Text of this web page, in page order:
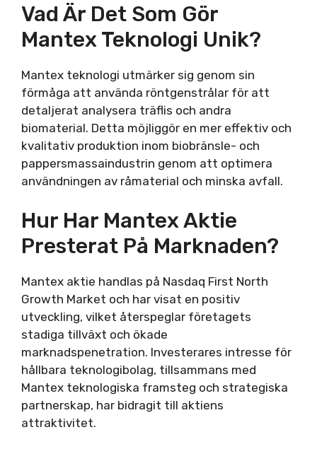
Vad Är Det Som Gör
Mantex Teknologi Unik?
Mantex teknologi utmärker sig genom sin
förmåga att använda röntgenstrålar för att
detaljerat analysera träflis och andra
biomaterial. Detta möjliggör en mer effektiv och
kvalitativ produktion inom biobränsle- och
pappersmassaindustrin genom att optimera
användningen av råmaterial och minska avfall.
Hur Har Mantex Aktie
Presterat På Marknaden?
Mantex aktie handlas på Nasdaq First North
Growth Market och har visat en positiv
utveckling, vilket återspeglar företagets
stadiga tillväxt och ökade
marknadspenetration. Investerares intresse för
hållbara teknologibolag, tillsammans med
Mantex teknologiska framsteg och strategiska
partnerskap, har bidragit till aktiens
attraktivitet.